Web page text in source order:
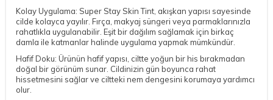
Kolay Uygulama: Super Stay Skin Tint, akışkan yapısı sayesinde
cilde kolayca yayılır. Fırça, makyaj süngeri veya parmaklarınızla
rahatlıkla uygulanabilir. Eşit bir dağılım sağlamak için birkaç
damla ile katmanlar halinde uygulama yapmak mümkündür.
Hafif Doku: Ürünün hafif yapısı, ciltte yoğun bir his bırakmadan
doğal bir görünüm sunar. Cildinizin gün boyunca rahat
hissetmesini sağlar ve ciltteki nem dengesini korumaya yardımcı
olur.